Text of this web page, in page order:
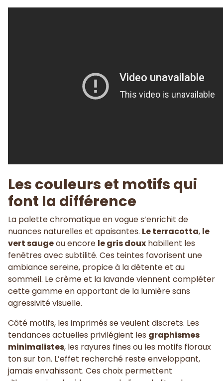
Les couleurs et motifs qui
font la différence
La palette chromatique en vogue s’enrichit de
nuances naturelles et apaisantes. Le terracotta, le
vert saugeou encore le gris doux habillent les
fenêtres avec subtilité. Ces teintes favorisent une
ambiance sereine, propice à la détente et au
sommeil. Le crème et la lavande viennent compléter
cette gamme en apportant de la lumière sans
agressivité visuelle.
Côté motifs, les imprimés se veulent discrets. Les
tendances actuelles privilégient les graphismes
minimalistes, les rayures fines ou les motifs floraux
ton sur ton. L’effet recherché reste enveloppant,
jamais envahissant. Ces choix permettent